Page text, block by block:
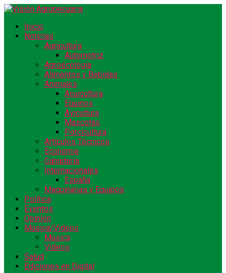
Inicio
Noticias
Agricultura
Automotriz
Agroecología
Alimentos y Bebidas
Animales
Acuicultura
Equinos
Avicultura
Mascotas
Porcicultura
Artículos Técnicos
Economía
Ganadería
Internacionales
España
Maquinarias y Equipos
Política
Eventos
Opinión
Música/Videos
Música
Videos
Salud
Ediciones en Digital